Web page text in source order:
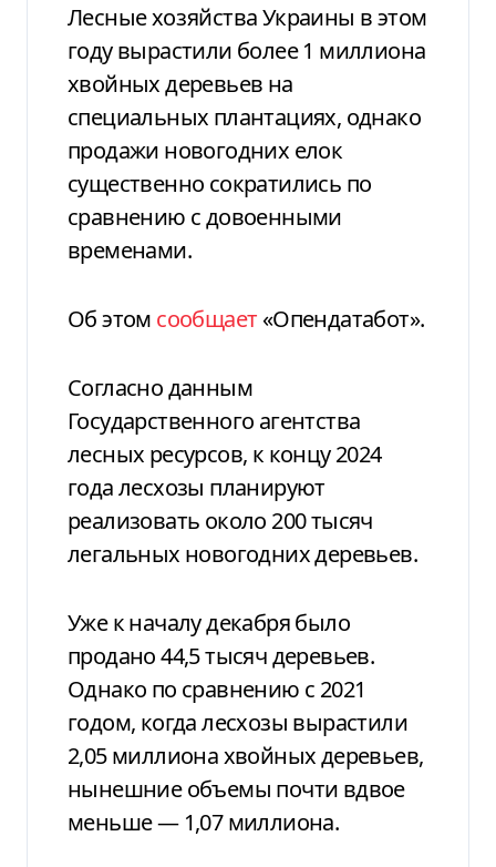
Лесные хозяйства Украины в этом
году вырастили более 1 миллиона
хвойных деревьев на
специальных плантациях, однако
продажи новогодних елок
существенно сократились по
сравнению с довоенными
временами.
Об этом сообщает«Опендатабот».
Согласно данным
Государственного агентства
лесных ресурсов, к концу 2024
года лесхозы планируют
реализовать около 200 тысяч
легальных новогодних деревьев.
Уже к началу декабря было
продано 44,5 тысяч деревьев.
Однако по сравнению с 2021
годом, когда лесхозы вырастили
2,05 миллиона хвойных деревьев,
нынешние объемы почти вдвое
меньше — 1,07 миллиона.